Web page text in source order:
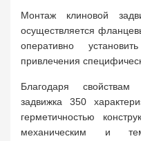
Монтаж клиновой
осуществляется
оперативно
привлечения
Благодаря
задвижка 350
герметичностью
механическим и